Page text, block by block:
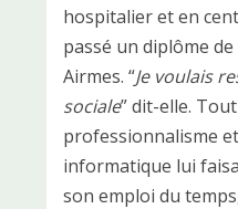
hospitalier et en
passé un diplôme
Airmes. “Je voulais
sociale” dit-elle.
professionnalisme
informatique lui
son emploi du